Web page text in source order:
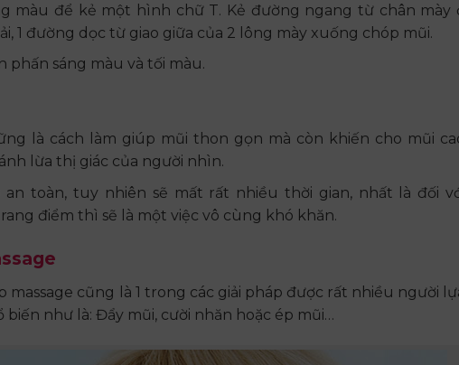
màu để kẻ một hình chữ T. Kẻ đường ngang từ chân mày
1 đường dọc từ giao giữa của 2 lông mày xuống chóp mũi.
phấn sáng màu và tối màu.
là cách làm giúp mũi thon gọn mà còn khiến cho mũi
lừa thị giác của người nhìn.
an toàn, tuy nhiên sẽ mất rất nhiều thời gian, nhất là đối
điểm thì sẽ là một việc vô cùng khó khăn.
cũng là 1 trong các giải pháp được rất nhiều người
biến như là: Đẩy mũi, cười nhăn hoặc ép mũi…